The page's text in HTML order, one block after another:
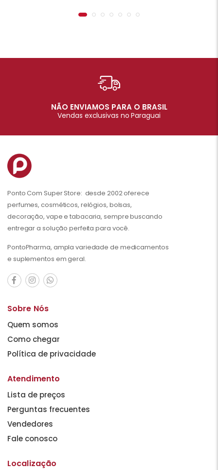
NÃO ENVIAMOS PARA O BRASIL
Vendas exclusivas no Paraguai
Ponto Com Super Store: desde 2002 oferece
perfumes, cosméticos, relógios, bolsas,
decoração, vape e tabacaria, sempre buscando
entregar a solução perfeita para você.
PontoPharma, ampla variedade de medicamentos
e suplementos em geral.
Sobre Nós
Quem somos
Como chegar
Política de privacidade
Atendimento
Lista de preços
Perguntas frecuentes
Vendedores
Fale conosco
Localização